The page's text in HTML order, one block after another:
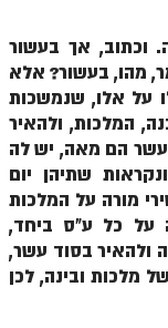
וכתוב, אך בעשור
מהו, בעשור? אלא
על אלו, שנמשכות
המלכות, ולהאיר
עשר הם מאה, יש לה
שתיהן יום
מורה על המלכות
על כל ע"ס ביחד,
ולהאיר בסוד עשר,
מלכות ובינה, לכן